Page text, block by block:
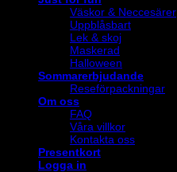
Väskor & Neccesärer
Uppblåsbart
Lek & skoj
Maskerad
Halloween
Sommarerbjudande
Reseförpackningar
Om oss
FAQ
Våra villkor
Kontakta oss
Presentkort
Logga in